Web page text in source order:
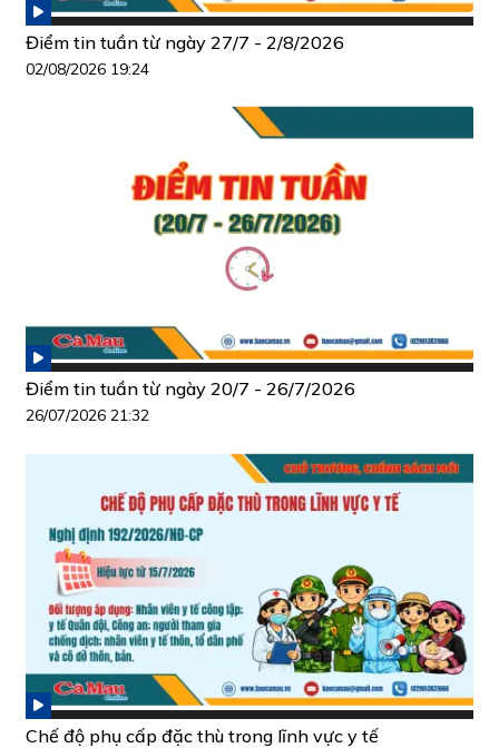
Điểm tin tuần từ ngày 27/7 - 2/8/2026
02/08/2026 19:24
Điểm tin tuần từ ngày 20/7 - 26/7/2026
26/07/2026 21:32
Chế độ phụ cấp đặc thù trong lĩnh vực y tế